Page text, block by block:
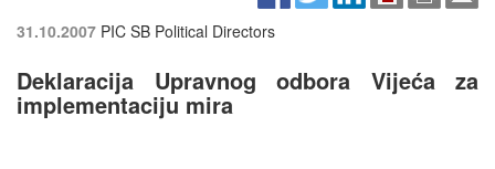
31.10.2007 PIC SB Political Directors
Deklaracija Upravnog odbora Vijeća za
implementaciju mira